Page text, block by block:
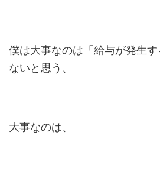
僕は大事なのは「給与が発生
ないと思う、
大事なのは、